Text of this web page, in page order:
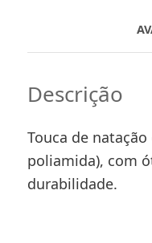
Descrição
Touca de
poliamida), com
durabilidade.